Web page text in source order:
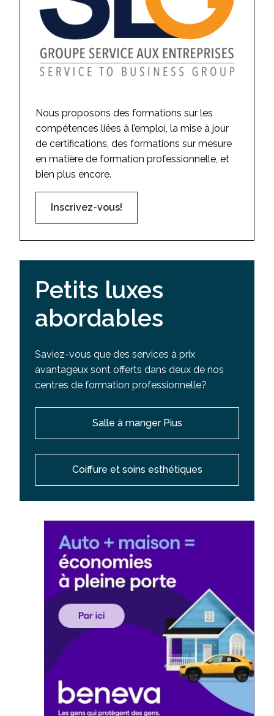
Nous proposons des formations sur les
compétences liées à l’emploi, la mise à jour
de certifications, des formations sur mesure
en matière de formation professionnelle, et
bien plus encore.
Inscrivez-vous!
Petits luxes
abordables
Saviez-vous que des services à prix
avantageux sont offerts dans deux de nos
centres de formation professionnelle?
Salle à manger Pius
Coiffure et soins esthétiques